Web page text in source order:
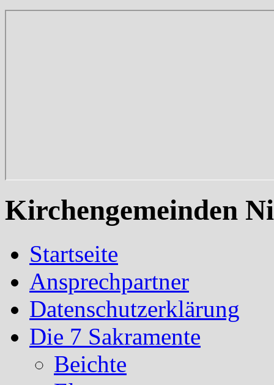
Kirchengemeinden
Startseite
Ansprechpartner
Datenschutzerklärung
Die 7 Sakramente
Beichte